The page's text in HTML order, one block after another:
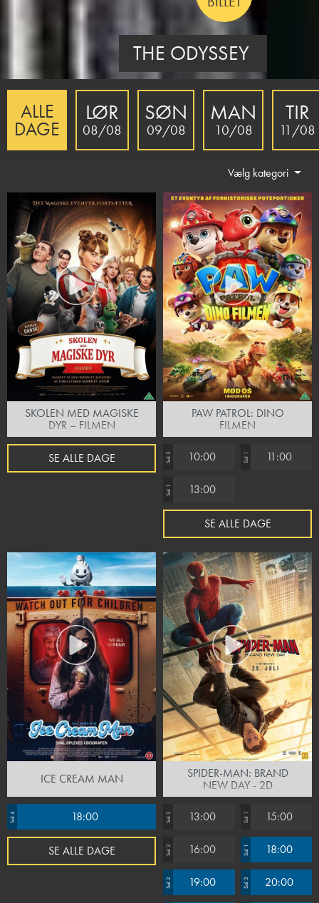
THE INVITE
ALLE
DAGE
LØR
08/08
SØN
09/08
MAN
10/08
TIR
11/08
Vælg kategori
SKOLEN MED MAGISKE
DYR – FILMEN
SE ALLE DAGE
PAW PATROL: DINO
FILMEN
Sal 3 10:00 Sal 1 11:00
Sal 1 13:00
SE ALLE DAGE
ICE CREAM MAN
Sal 4 18:00
SE ALLE DAGE
SPIDER-MAN: BRAND
NEW DAY - 2D
Sal 2 13:00 Sal 1 15:00
Sal 2 16:00 Sal 1 18:00
Sal 2 19:00 Sal 3 20:00